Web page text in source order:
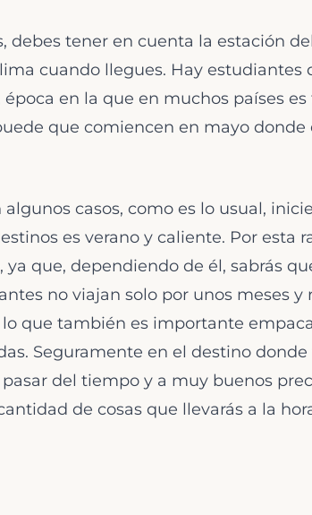
debes tener en cuenta la estación
cuando llegues. Hay estudiantes
en la que en muchos países
que comiencen en mayo donde
algunos casos, como es lo usual,
es verano y caliente. Por esta
que, dependiendo de él, sabrás
no viajan solo por unos meses y
que también es importante
Seguramente en el destino
del tiempo y a muy buenos
de cosas que llevarás a la